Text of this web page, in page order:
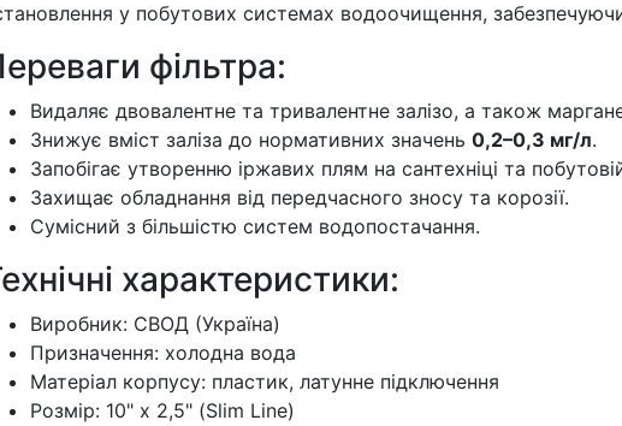
у побутових системах водоочищення,
фільтра:
Видаляє двовалентне та тривалентне залізо, а також
Знижує вміст заліза до нормативних значень 0,2–0,3 мг/л.
Запобігає утворенню іржавих плям на сантехніці та
Захищає обладнання від передчасного зносу та корозії.
Сумісний з більшістю систем водопостачання.
характеристики:
Виробник: СВОД (Україна)
Призначення: холодна вода
Матеріал корпусу: пластик, латунне підключення
Розмір: 10" х 2,5" (Slim Line)